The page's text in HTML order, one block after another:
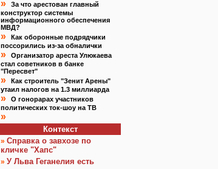
»
За что арестован главный
конструктор системы
информационного обеспечения
МВД?
»
Как оборонные подрядчики
поссорились из-за обналички
»
Организатор ареста Улюкаева
стал советников в банке
"Пересвет"
»
Как строитель "Зенит Арены"
утаил налогов на 1.3 миллиарда
»
О гонорарах участников
политических ток-шоу на ТВ
»
Контекст
» Справка о завхозе по
кличке "Хапс"
» У Льва Геганелия есть